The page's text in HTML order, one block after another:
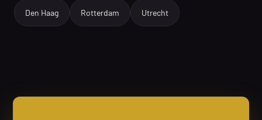
Den Haag Rotterdam Utrecht